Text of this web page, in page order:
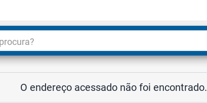
O endereço acessado não foi encontrado.